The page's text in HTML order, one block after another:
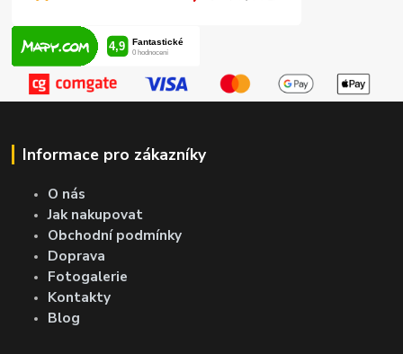
Informace pro zákazníky
O nás
Jak nakupovat
Obchodní podmínky
Doprava
Fotogalerie
Kontakty
Blog